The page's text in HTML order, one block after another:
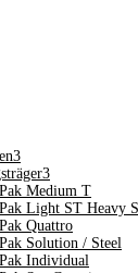
3
3
Medium T
Light ST Heavy
Quattro
Solution / Steel
Individual